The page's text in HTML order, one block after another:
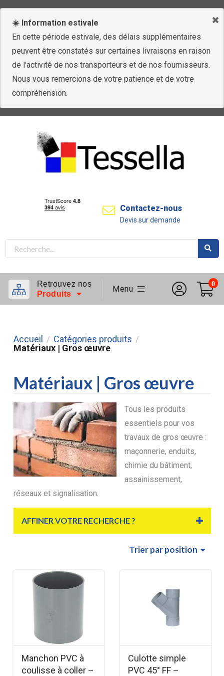
☀️ Information estivale
En cette période estivale, des délais supplémentaires
peuvent être constatés sur certaines livraisons en raison
de l'activité de nos transporteurs et de nos fournisseurs.
Nous vous remercions de votre patience et de votre
compréhension.
Contactez-nous
Devis sur demande
Retrouvez nos
Produits
Menu
0
Accueil / Catégories produits /
Matériaux | Gros œuvre
Matériaux | Gros œuvre
Tous les produits
essentiels pour vos
travaux de gros œuvre :
maçonnerie, enduits,
chimie du bâtiment,
assainissement,
réseaux et signalisation.
AFFINER VOTRE RECHERCHE ?
Trierpar position
Manchon PVC à
coulisse à coller –
Culotte simple
PVC 45° FF –